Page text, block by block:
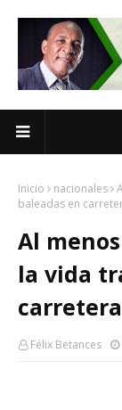
Inicio nacionales
baleadas en
Al
la vida
Félix Betances